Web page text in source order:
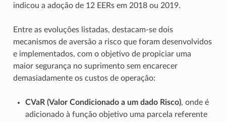
indicou a adoção de 12 EERs em 2018 ou 2019.
Entre as evoluções listadas, destacam-se dois
mecanismos de aversão a risco que foram desenvolvidos
e implementados, com o objetivo de propiciar uma
maior segurança no suprimento sem encarecer
demasiadamente os custos de operação:
CVaR (Valor Condicionado a um dado Risco), onde é
adicionado à função objetivo uma parcela referente